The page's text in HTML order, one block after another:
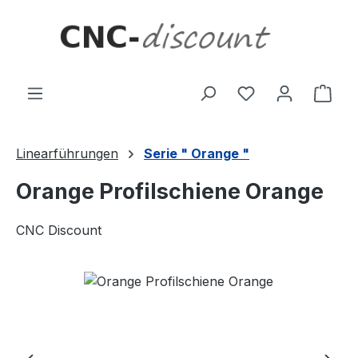
Linearführungen Serie " Orange "
Orange Profilschiene Orange
CNC Discount
Bildergalerie überspringen